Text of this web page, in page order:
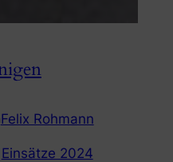
Felix Rohmann
Einsätze 2024